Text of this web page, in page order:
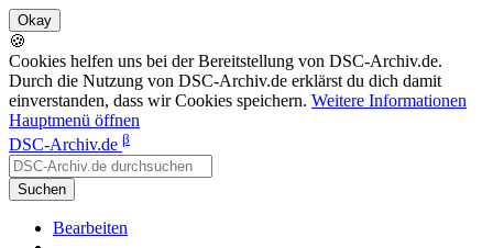
🍪
Cookies helfen uns bei der Bereitstellung von DSC-Archiv.de.
Durch die Nutzung von DSC-Archiv.de erklärst du dich damit
einverstanden, dass wir Cookies speichern. Weitere Informationen
Hauptmenü öffnen
DSC-Archiv.de β
Suchen
Bearbeiten